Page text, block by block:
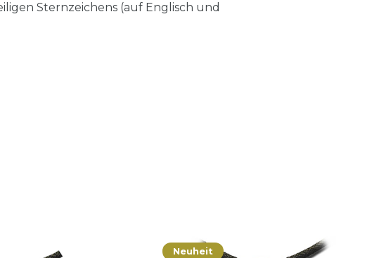
Sternzeichens (auf Englisch und
Neuheit